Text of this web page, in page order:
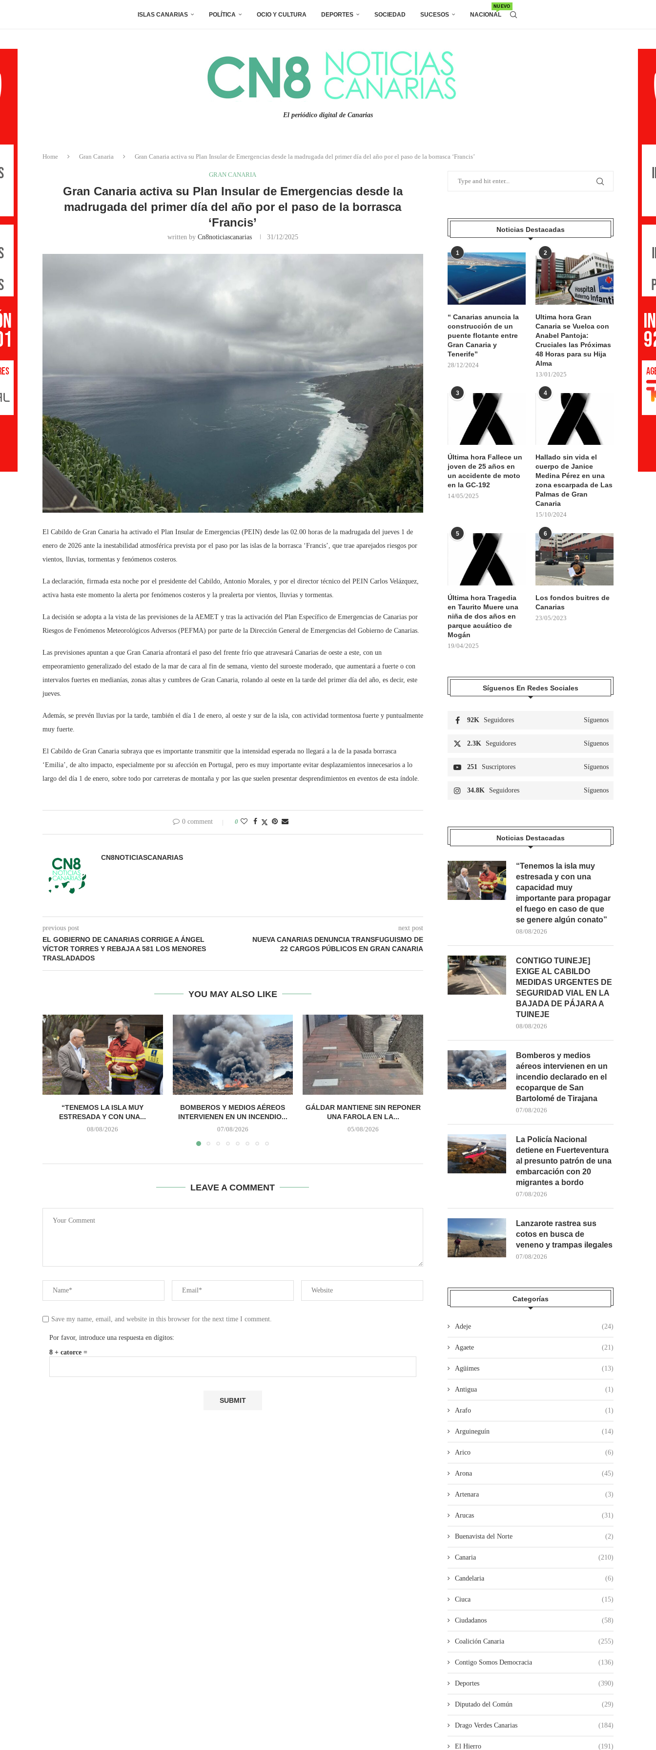
ISLAS CANARIAS POLÍTICA OCIO Y CULTURA DEPORTES SOCIEDAD SUCESOS NACIONAL
NUEVO
El periódico digital de Canarias
Home Gran Canaria Gran Canaria activa su Plan Insular de Emergencias desde la madrugada del primer día del año por el paso de la borrasca ‘Francis’
GRAN CANARIA
Gran Canaria activa su Plan Insular de Emergencias desde la
madrugada del primer día del año por el paso de la borrasca
‘Francis’
written by Cn8noticiascanarias 31/12/2025
El Cabildo de Gran Canaria ha activado el Plan Insular de Emergencias (PEIN) desde las 02.00 horas de la madrugada del jueves 1 de
enero de 2026 ante la inestabilidad atmosférica prevista por el paso por las islas de la borrasca ‘Francis’, que trae aparejados riesgos por
vientos, lluvias, tormentas y fenómenos costeros.
La declaración, firmada esta noche por el presidente del Cabildo, Antonio Morales, y por el director técnico del PEIN Carlos Velázquez,
activa hasta este momento la alerta por fenómenos costeros y la prealerta por vientos, lluvias y tormentas.
La decisión se adopta a la vista de las previsiones de la AEMET y tras la activación del Plan Específico de Emergencias de Canarias por
Riesgos de Fenómenos Meteorológicos Adversos (PEFMA) por parte de la Dirección General de Emergencias del Gobierno de Canarias.
Las previsiones apuntan a que Gran Canaria afrontará el paso del frente frío que atravesará Canarias de oeste a este, con un
empeoramiento generalizado del estado de la mar de cara al fin de semana, viento del suroeste moderado, que aumentará a fuerte o con
intervalos fuertes en medianías, zonas altas y cumbres de Gran Canaria, rolando al oeste en la tarde del primer día del año, es decir, este
jueves.
Además, se prevén lluvias por la tarde, también el día 1 de enero, al oeste y sur de la isla, con actividad tormentosa fuerte y puntualmente
muy fuerte.
El Cabildo de Gran Canaria subraya que es importante transmitir que la intensidad esperada no llegará a la de la pasada borrasca
‘Emilia’, de alto impacto, especialmente por su afección en Portugal, pero es muy importante evitar desplazamientos innecesarios a lo
largo del día 1 de enero, sobre todo por carreteras de montaña y por las que suelen presentar desprendimientos en eventos de esta índole.
0 comment 0
CN8NOTICIASCANARIAS
previous post
EL GOBIERNO DE CANARIAS CORRIGE A ÁNGEL
VÍCTOR TORRES Y REBAJA A 581 LOS MENORES
TRASLADADOS
next post
NUEVA CANARIAS DENUNCIA TRANSFUGUISMO DE
22 CARGOS PÚBLICOS EN GRAN CANARIA
YOU MAY ALSO LIKE
“TENEMOS LA ISLA MUY
ESTRESADA Y CON UNA...
08/08/2026
BOMBEROS Y MEDIOS AÉREOS
INTERVIENEN EN UN INCENDIO...
07/08/2026
GÁLDAR MANTIENE SIN REPONER
UNA FAROLA EN LA...
05/08/2026
LA UD LAS PALMAS ACUDIRÁ A LA
LEAVE A COMMENT
Save my name, email, and website in this browser for the next time I comment.
Por favor, introduce una respuesta en dígitos:
8 + catorce =
Noticias Destacadas
1
“ Canarias anuncia la
construcción de un
puente flotante entre
Gran Canaria y
Tenerife”
28/12/2024
2
Ultima hora Gran
Canaria se Vuelca con
Anabel Pantoja:
Cruciales las Próximas
48 Horas para su Hija
Alma
13/01/2025
3
Última hora Fallece un
joven de 25 años en
un accidente de moto
en la GC-192
14/05/2025
4
Hallado sin vida el
cuerpo de Janice
Medina Pérez en una
zona escarpada de Las
Palmas de Gran
Canaria
15/10/2024
5
Última hora Tragedia
en Taurito Muere una
niña de dos años en
parque acuático de
Mogán
19/04/2025
6
Los fondos buitres de
Canarias
23/05/2023
Síguenos En Redes Sociales
92K Seguidores Síguenos
2.3K Seguidores Síguenos
251 Suscriptores Síguenos
34.8K Seguidores Síguenos
Noticias Destacadas
“Tenemos la isla muy
estresada y con una
capacidad muy
importante para propagar
el fuego en caso de que
se genere algún conato”
08/08/2026
CONTIGO TUINEJE]
EXIGE AL CABILDO
MEDIDAS URGENTES DE
SEGURIDAD VIAL EN LA
BAJADA DE PÁJARA A
TUINEJE
08/08/2026
Bomberos y medios
aéreos intervienen en un
incendio declarado en el
ecoparque de San
Bartolomé de Tirajana
07/08/2026
La Policía Nacional
detiene en Fuerteventura
al presunto patrón de una
embarcación con 20
migrantes a bordo
07/08/2026
Lanzarote rastrea sus
cotos en busca de
veneno y trampas ilegales
07/08/2026
Categorías
Adeje (24)
Agaete (21)
Agüimes (13)
Antigua (1)
Arafo (1)
Arguineguín (14)
Arico (6)
Arona (45)
Artenara (3)
Arucas (31)
Buenavista del Norte (2)
Canaria (210)
Candelaria (6)
Ciuca (15)
Ciudadanos (58)
Coalición Canaria (255)
Contigo Somos Democracia (136)
Deportes (390)
Diputado del Común (29)
Drago Verdes Canarias (184)
El Hierro (191)